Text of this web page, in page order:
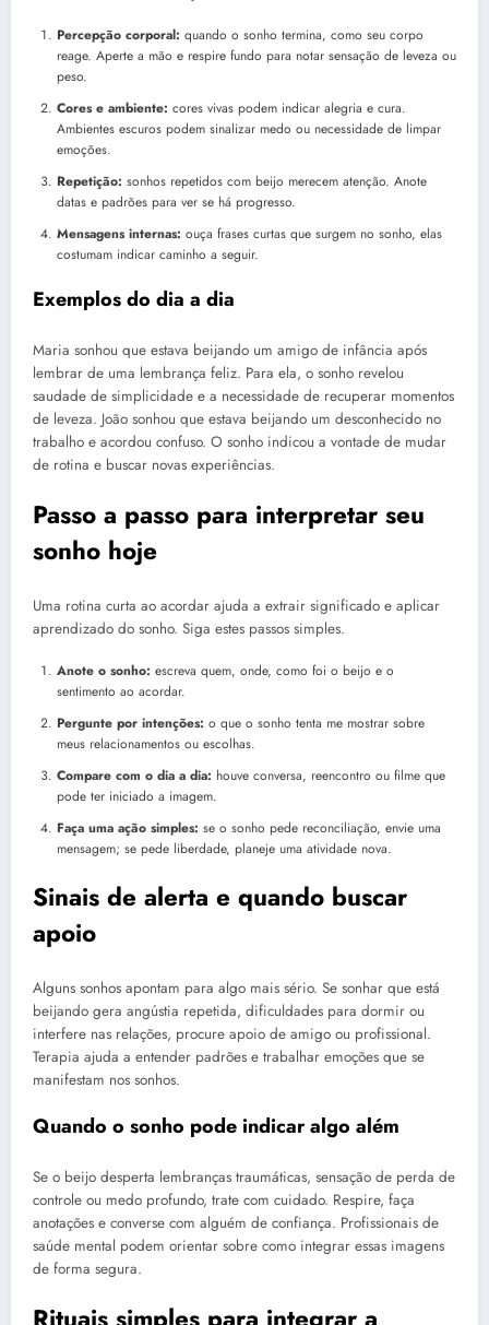
Percepção corporal: quando o sonho termina, como seu corpo
reage. Aperte a mão e respire fundo para notar sensação de leveza ou
peso.
Cores e ambiente: cores vivas podem indicar alegria e cura.
Ambientes escuros podem sinalizar medo ou necessidade de limpar
emoções.
Repetição: sonhos repetidos com beijo merecem atenção. Anote
datas e padrões para ver se há progresso.
Mensagens internas: ouça frases curtas que surgem no sonho, elas
costumam indicar caminho a seguir.
Exemplos do dia a dia
Maria sonhou que estava beijando um amigo de infância após
lembrar de uma lembrança feliz. Para ela, o sonho revelou
saudade de simplicidade e a necessidade de recuperar momentos
de leveza. João sonhou que estava beijando um desconhecido no
trabalho e acordou confuso. O sonho indicou a vontade de mudar
de rotina e buscar novas experiências.
Passo a passo para interpretar seu
sonho hoje
Uma rotina curta ao acordar ajuda a extrair significado e aplicar
aprendizado do sonho. Siga estes passos simples.
Anote o sonho: escreva quem, onde, como foi o beijo e o
sentimento ao acordar.
Pergunte por intenções: o que o sonho tenta me mostrar sobre
meus relacionamentos ou escolhas.
Compare com o dia a dia: houve conversa, reencontro ou filme que
pode ter iniciado a imagem.
Faça uma ação simples: se o sonho pede reconciliação, envie uma
mensagem; se pede liberdade, planeje uma atividade nova.
Sinais de alerta e quando buscar
apoio
Alguns sonhos apontam para algo mais sério. Se sonhar que está
beijando gera angústia repetida, dificuldades para dormir ou
interfere nas relações, procure apoio de amigo ou profissional.
Terapia ajuda a entender padrões e trabalhar emoções que se
manifestam nos sonhos.
Quando o sonho pode indicar algo além
Se o beijo desperta lembranças traumáticas, sensação de perda de
controle ou medo profundo, trate com cuidado. Respire, faça
anotações e converse com alguém de confiança. Profissionais de
saúde mental podem orientar sobre como integrar essas imagens
de forma segura.